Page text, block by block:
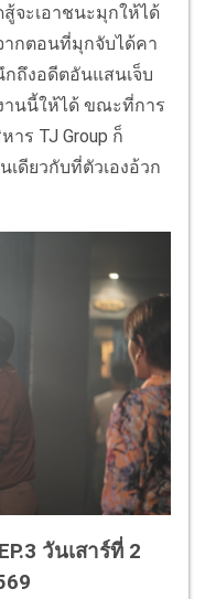
จะเอาชนะมุกให้ได้
กตอนที่มุกจับได้คา
ถึงอดีตอันแสนเจ็บ
านนี้ให้ได้ ขณะที่การ
ร TJ Group ก็
ดียวกับที่ตัวเองอ้วก
วันเสาร์ที่ 2